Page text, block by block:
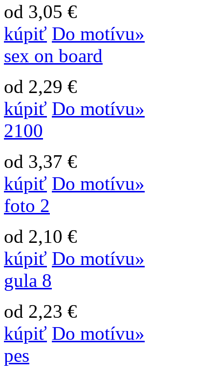
od 3,05 €
kúpiť Do motívu»
sex on board
od 2,29 €
kúpiť Do motívu»
2100
od 3,37 €
kúpiť Do motívu»
foto 2
od 2,10 €
kúpiť Do motívu»
gula 8
od 2,23 €
kúpiť Do motívu»
pes